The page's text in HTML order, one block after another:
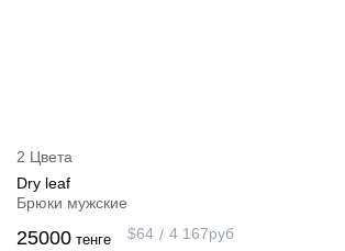
2 Цвета
Dry leaf
Брюки мужские
25000 тенге $64 4 167руб